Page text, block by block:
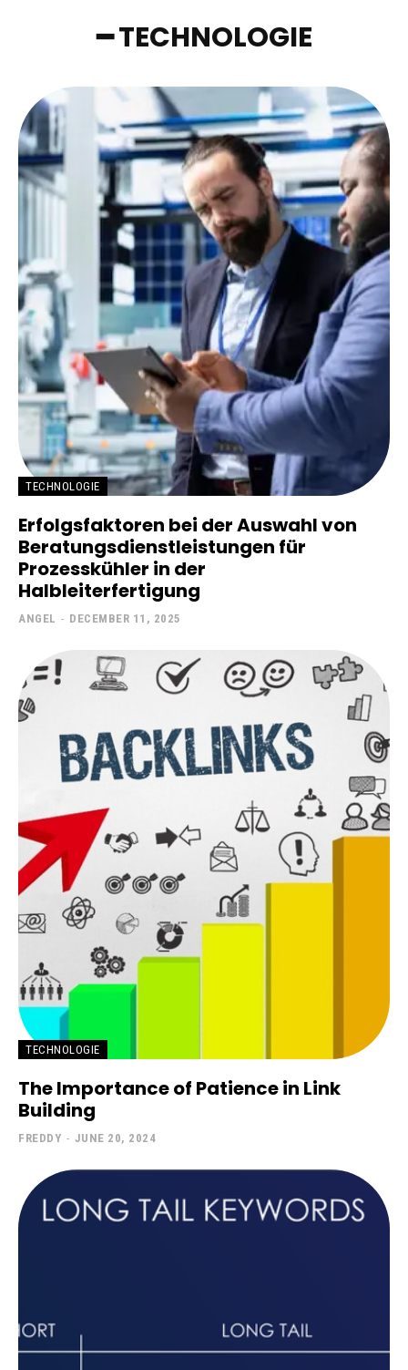
━ TECHNOLOGIE
TECHNOLOGIE
Erfolgsfaktoren bei der Auswahl von
Beratungsdienstleistungen für
Prozesskühler in der
Halbleiterfertigung
ANGEL - DECEMBER 11, 2025
TECHNOLOGIE
The Importance of Patience in Link
Building
FREDDY - JUNE 20, 2024